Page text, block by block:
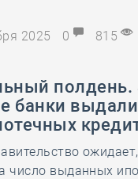
2025
0 815
полдень.
банки
число выданных